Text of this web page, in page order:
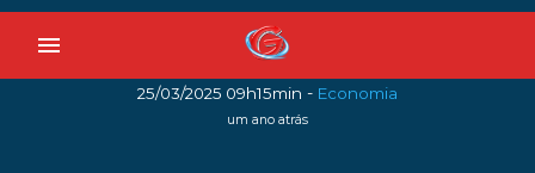
menu
25/03/2025 09h15min - Economia
um ano atrás